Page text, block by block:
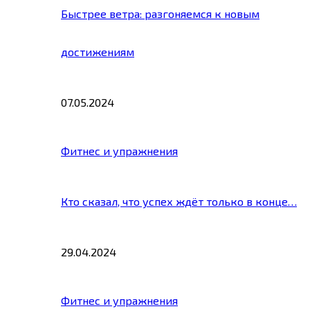
Быстрее ветра: разгоняемся к новым
достижениям
07.05.2024
Фитнес и упражнения
Кто сказал, что успех ждёт только в конце…
29.04.2024
Фитнес и упражнения